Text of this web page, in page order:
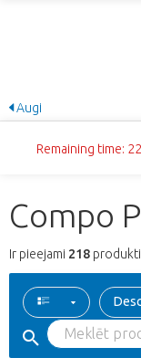
Augi
Remaining time:
Compo
Ir pieejami 218